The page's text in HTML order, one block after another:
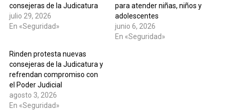
consejeras de la Judicatura
julio 29, 2026
En «Seguridad»
para atender niñas, niños y
adolescentes
junio 6, 2026
En «Seguridad»
Rinden protesta nuevas
consejeras de la Judicatura y
refrendan compromiso con
el Poder Judicial
agosto 3, 2026
En «Seguridad»